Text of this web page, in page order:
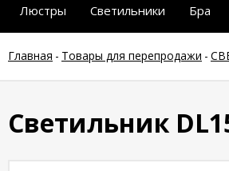
Люстры Светильники Бра
Главная - Товары для перепродажи -
Светильник